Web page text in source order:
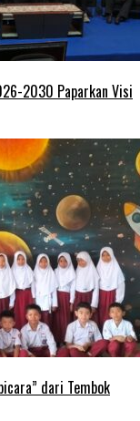
2030 Paparkan Visi
dari Tembok